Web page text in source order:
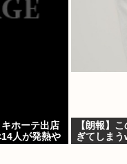
キホーテ出店
人が発熱や
【朗報】
ぎてしま